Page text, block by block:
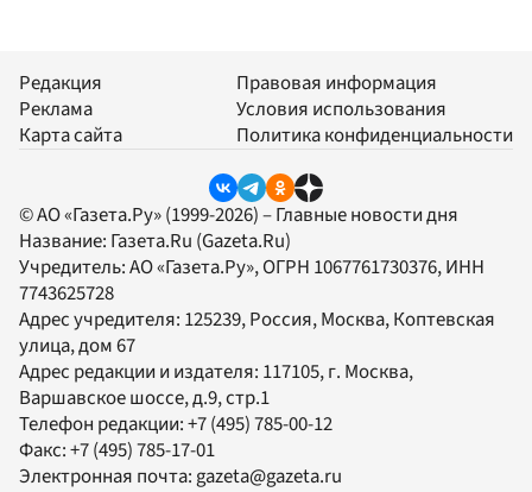
Редакция
Реклама
Карта сайта
Правовая информация
Условия использования
Политика конфиденциальности
© АО «Газета.Ру» (1999-2026) – Главные новости дня
Название: Газета.Ru (Gazeta.Ru)
Учредитель:АО «Газета.Ру», ОГРН 1067761730376, ИНН
7743625728
Адрес учредителя: 125239, Россия, Москва, Коптевская
улица, дом 67
Адрес редакции и издателя: 117105, г. Москва,
Варшавское шоссе, д.9, стр.1
Телефон редакции:+7 (495) 785-00-12
Факс:+7 (495) 785-17-01
Электронная почта: gazeta@gazeta.ru